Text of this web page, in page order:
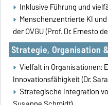
Inklusive Führung und
Menschenzentrierte KI
der OVGU (Prof. Dr. Ernesto
Strategie, Organisation
Vielfalt in Organisationen:
Innovationsfähigkeit (Dr.
Strategische Integration